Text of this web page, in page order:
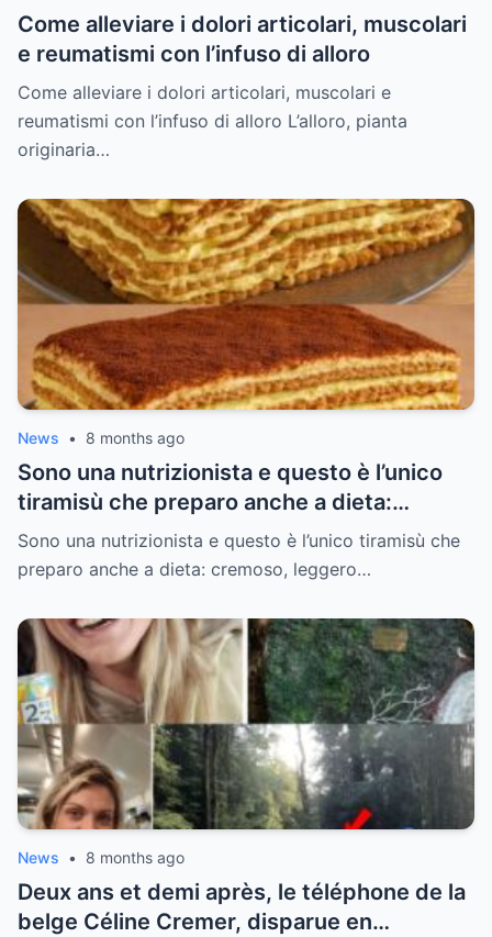
Come alleviare i dolori articolari, muscolari
e reumatismi con l’infuso di alloro
Come alleviare i dolori articolari, muscolari e
reumatismi con l’infuso di alloro L’alloro, pianta
originaria…
News • 8 months ago
Sono una nutrizionista e questo è l’unico
tiramisù che preparo anche a dieta:
cremoso, leggero e senza sensi di colpa (e
non lo mollo più)
Sono una nutrizionista e questo è l’unico tiramisù che
preparo anche a dieta: cremoso, leggero…
News • 8 months ago
Deux ans et demi après, le téléphone de la
belge Céline Cremer, disparue en